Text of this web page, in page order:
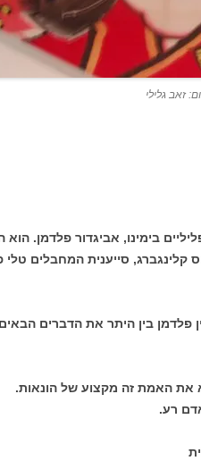
זאב גלילי
בימינו, אביגדור פלדמן.
קלינגברג, סייענית המחבלים
פלדמן בין היתר את הדברים
האמת זה מקצוע של הונאות.
רע.